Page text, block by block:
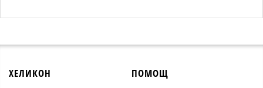
ХЕЛИКОН ПОМОЩ